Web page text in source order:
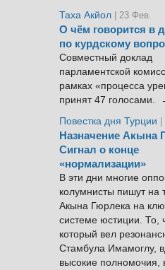
Таха Акйол | 23 Фев.
О чём говорится в
по курдскому
Совместный доклад
парламентской
рамках «процесса
принят 47 голосами.
Повестка дня Турции
Назначение Акына
Сигнал о конце
«нормализации»
В эти дни многие
колумнисты пишут на
Акына Гюрлека на
системе юстиции. То,
который вел
Стамбула Имамоглу,
высокие полномочия,